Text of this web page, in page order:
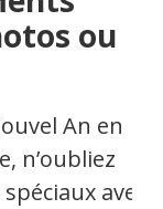
ou
An en
n’oubliez
avec